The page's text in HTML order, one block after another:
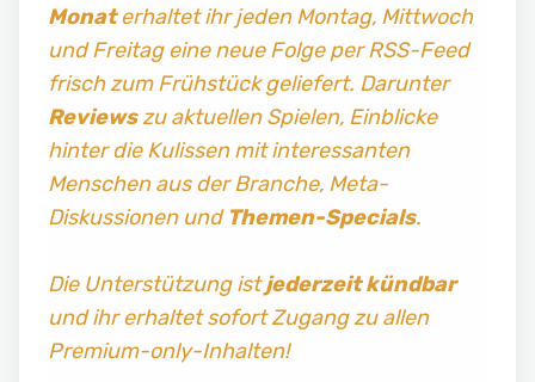
Monaterhaltet ihr jeden Montag, Mittwoch
und Freitag eine neue Folge per RSS-Feed
frisch zum Frühstück geliefert. Darunter
Reviewszu aktuellen Spielen, Einblicke
hinter die Kulissen mit interessanten
Menschen aus der Branche, Meta-
Diskussionen und Themen-Specials.
Die Unterstützung istjederzeit kündbar
und ihr erhaltet sofort Zugang zu allen
Premium-only-Inhalten!